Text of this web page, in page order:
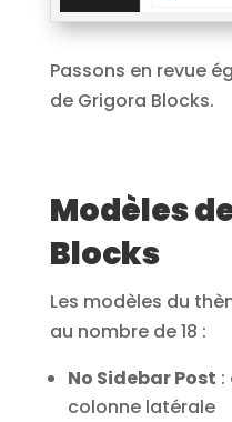
Passons en revue
de Grigora Blocks.
Modèles
Blocks
Les modèles du
au nombre de 18 :
No Sidebar Post :
colonne latérale